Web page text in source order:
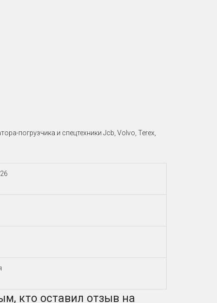
погрузчика и спецтехники Jcb, Volvo, Terex,
кто оставил отзыв на